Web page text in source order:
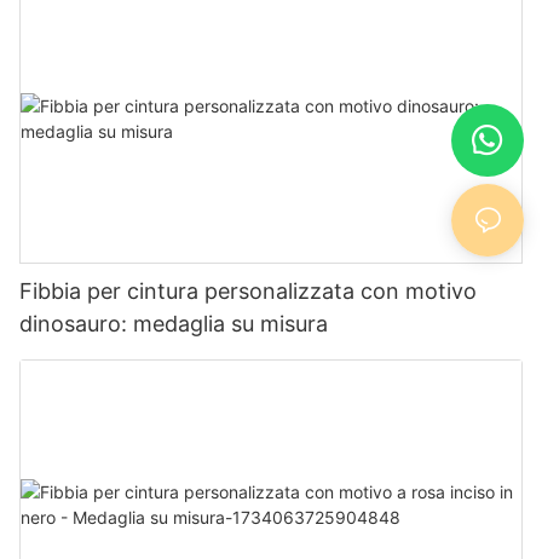
Fibbia per cintura personalizzata con motivo
dinosauro: medaglia su misura